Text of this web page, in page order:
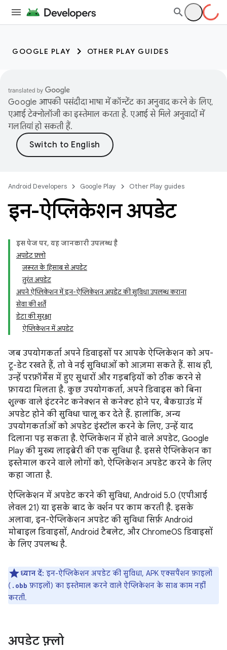
GOOGLE PLAY OTHER PLAY GUIDES
Google आपकी पसंदीदा भाषा में कॉन्टेंट का अनुवाद करने के लिए,
एआई टेक्नोलॉजी का इस्तेमाल करता है. एआई से मिले अनुवादों में
गलतियां हो सकती हैं.
Android Developers Google Play Other Play guides
इन-ऐप्लिकेशन अपडेट
इस पेज पर, यह जानकारी उपलब्ध है
अपडेट फ़्लो
ज़रूरत के हिसाब से अपडेट
तुरंत अपडेट
अपने ऐप्लिकेशन में इन-ऐप्लिकेशन अपडेट की सुविधा उपलब्ध कराना
सेवा की शर्तें
डेटा की सुरक्षा
ऐप्लिकेशन में अपडेट
जब उपयोगकर्ता अपने डिवाइसों पर आपके ऐप्लिकेशन को अप-
टू-डेट रखते हैं, तो वे नई सुविधाओं को आज़मा सकते हैं. साथ ही,
उन्हें परफ़ॉर्मेंस में हुए सुधारों और गड़बड़ियों को ठीक करने से
फ़ायदा मिलता है. कुछ उपयोगकर्ता, अपने डिवाइस को बिना
शुल्क वाले इंटरनेट कनेक्शन से कनेक्ट होने पर, बैकग्राउंड में
अपडेट होने की सुविधा चालू कर देते हैं. हालांकि, अन्य
उपयोगकर्ताओं को अपडेट इंस्टॉल करने के लिए, उन्हें याद
दिलाना पड़ सकता है. ऐप्लिकेशन में होने वाले अपडेट, Google
Play की मुख्य लाइब्रेरी की एक सुविधा है. इससे ऐप्लिकेशन का
इस्तेमाल करने वाले लोगों को, ऐप्लिकेशन अपडेट करने के लिए
कहा जाता है.
ऐप्लिकेशन में अपडेट करने की सुविधा, Android 5.0 (एपीआई
लेवल 21) या इसके बाद के वर्शन पर काम करती है. इसके
अलावा, इन-ऐप्लिकेशन अपडेट की सुविधा सिर्फ़ Android
मोबाइल डिवाइसों, Android टैबलेट, और ChromeOS डिवाइसों
के लिए उपलब्ध है.
ध्यान दें: इन-ऐप्लिकेशन अपडेट की सुविधा, APK एक्सपैंशन फ़ाइलों
( .obb फ़ाइलों) का इस्तेमाल करने वाले ऐप्लिकेशन के साथ काम नहीं
करती.
अपडेट फ़्लो